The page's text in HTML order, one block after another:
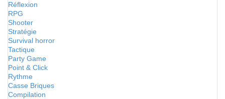
Réflexion
RPG
Shooter
Stratégie
Survival horror
Tactique
Party Game
Point & Click
Rythme
Casse Briques
Compilation